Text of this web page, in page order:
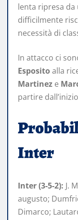
lenta ripresa
difficilmente
necessità di
In attacco ci
Esposito alla
Martinez e
partire
Inter
Inter (3-5-2): J.
augusto;
Dimarco;